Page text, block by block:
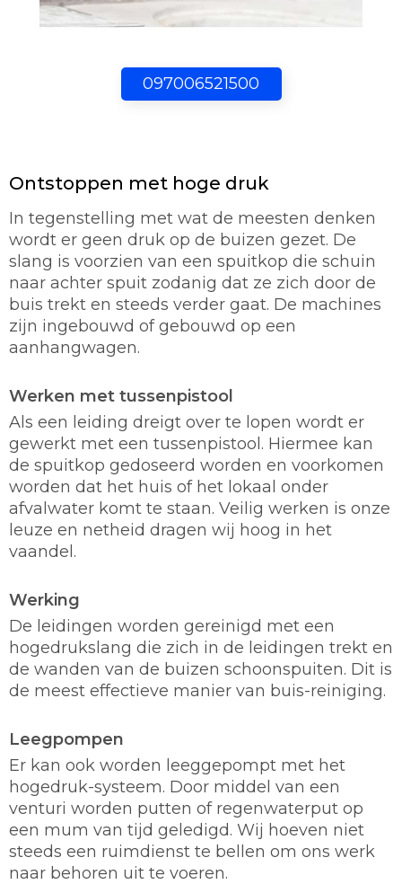
097006521500
Ontstoppen met hoge druk
In tegenstelling met wat de meesten denken
wordt er geen druk op de buizen gezet. De
slang is voorzien van een spuitkop die schuin
naar achter spuit zodanig dat ze zich door de
buis trekt en steeds verder gaat. De machines
zijn ingebouwd of gebouwd op een
aanhangwagen.
Werken met tussenpistool
Als een leiding dreigt over te lopen wordt er
gewerkt met een tussenpistool. Hiermee kan
de spuitkop gedoseerd worden en voorkomen
worden dat het huis of het lokaal onder
afvalwater komt te staan. Veilig werken is onze
leuze en netheid dragen wij hoog in het
vaandel.
Werking
De leidingen worden gereinigd met een
hogedrukslang die zich in de leidingen trekt en
de wanden van de buizen schoonspuiten. Dit is
de meest effectieve manier van buis-reiniging.
Leegpompen
Er kan ook worden leeggepompt met het
hogedruk-systeem. Door middel van een
venturi worden putten of regenwaterput op
een mum van tijd geledigd. Wij hoeven niet
steeds een ruimdienst te bellen om ons werk
naar behoren uit te voeren.